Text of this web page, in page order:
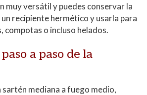
muy versátil y puedes conservar la
recipiente hermético y usarla para
compotas o incluso helados.
a paso de la
sartén mediana a fuego medio,